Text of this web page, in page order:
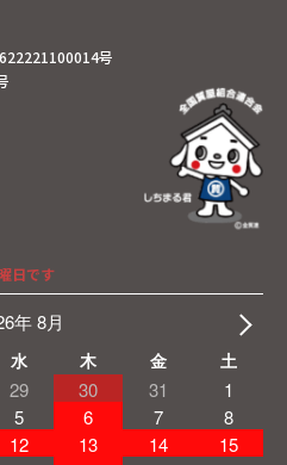
号
日です
年 8月
水 木 金 土
29 30 31
1
5 6 7 8
12 13 14
15